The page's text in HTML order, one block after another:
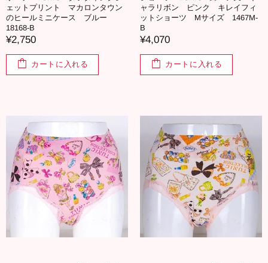
ェットプリント マカロンタウン
のヒールミニケース ブルー
18168-B
¥2,750
カートに入れる
ャラリボン ピンク キレイフィ
ットショーツ Mサイズ 1467M-
B
¥4,070
カートに入れる